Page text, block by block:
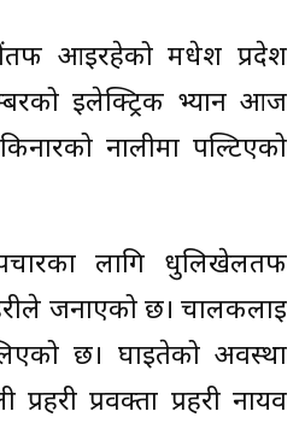
आइरहेको मधेश प्रदेश
इलेक्ट्रिक भ्यान आज
नालीमा पल्टिएको
लागि धुलिखेलतर्फ
जनाएको छ। चालकलाई
छ। घाइतेको अवस्था
प्रवक्ता प्रहरी नायव